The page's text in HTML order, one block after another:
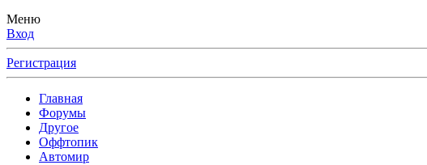
Меню
Вход
Регистрация
Главная
Форумы
Другое
Оффтопик
Автомир